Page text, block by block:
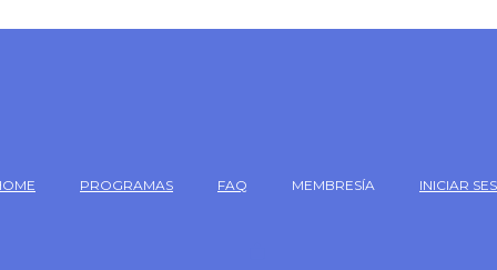
PROGRAMAS FAQ MEMBRESÍA INICIAR